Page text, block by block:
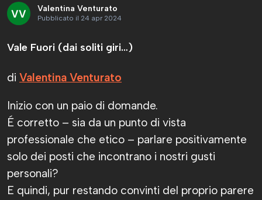
Valentina Venturato
Pubblicato il 24 apr 2024
Vale Fuori (dai soliti giri…)
di Valentina Venturato
Inizio con un paio di domande.
É corretto – sia da un punto di vista
professionale che etico – parlare positivamente
solo dei posti che incontrano i nostri gusti
personali?
E quindi, pur restando convinti del proprio parere